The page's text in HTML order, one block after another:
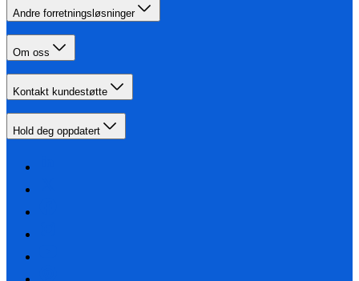
Andre forretningsløsninger
Om oss
Kontakt kundestøtte
Hold deg oppdatert